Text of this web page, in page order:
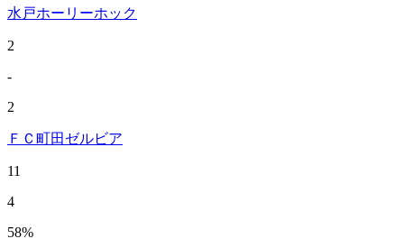
水戸ホーリーホック
2
-
2
ＦＣ町田ゼルビア
11
4
58%